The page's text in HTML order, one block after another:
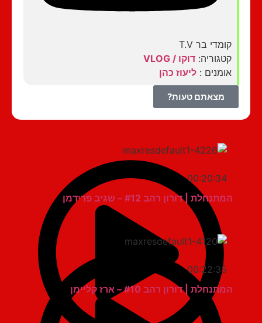
קומדי בר T.V
קטגוריה:דוקו / VLOG
אומנים :ליעוז כהן
מצאתם טעות?
00:20:34
המתנחלת | דורון רהב #12 – שגיב פרידמן
00:22:35
המתנחלת | דורון רהב #10 – ארז קליימן